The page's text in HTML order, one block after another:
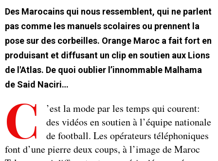
Des Marocains qui nous ressemblent, qui ne parlent
pas comme les manuels scolaires ou prennent la
pose sur des corbeilles. Orange Maroc a fait fort en
produisant et diffusant un clip en soutien aux Lions
de l'Atlas. De quoi oublier l’innommable Malhama
de Said Naciri…
C
’est la mode par les temps qui courent:
des vidéos en soutien à l’équipe nationale
de football. Les opérateurs téléphoniques
font d’une pierre deux coups, à l’image de Maroc